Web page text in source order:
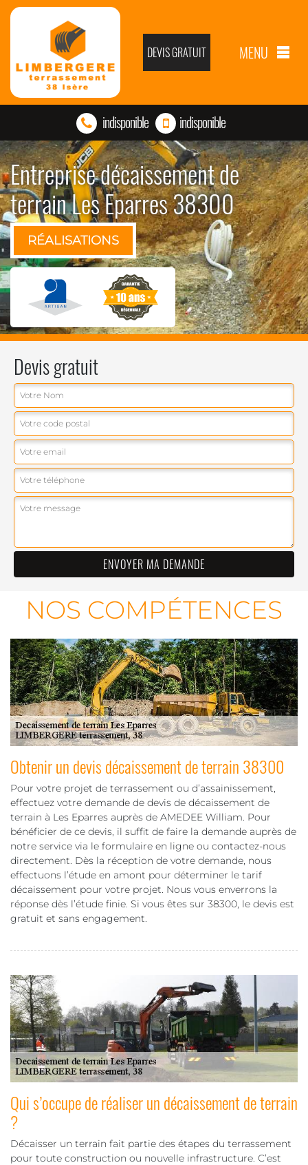
DEVIS GRATUIT MENU
indisponible indisponible
Entreprise décaissement de
terrain Les Eparres 38300
RÉALISATIONS
Devis gratuit
NOS COMPÉTENCES
Obtenir un devis décaissement de terrain 38300
Pour votre projet de terrassement ou d’assainissement,
effectuez votre demande de devis de décaissement de
terrain à Les Eparres auprès de AMEDEE William. Pour
bénéficier de ce devis, il suffit de faire la demande auprès de
notre service via le formulaire en ligne ou contactez-nous
directement. Dès la réception de votre demande, nous
effectuons l’étude en amont pour déterminer le tarif
décaissement pour votre projet. Nous vous enverrons la
réponse dès l’étude finie. Si vous êtes sur 38300, le devis est
gratuit et sans engagement.
Qui s’occupe de réaliser un décaissement de terrain
?
Décaisser un terrain fait partie des étapes du terrassement
pour toute construction ou nouvelle infrastructure. C’est